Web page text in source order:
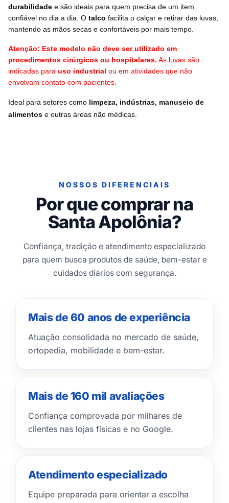
durabilidade e são ideais para quem precisa de um item
confiável no dia a dia. O talco facilita o calçar e retirar das luvas,
mantendo as mãos secas e confortáveis por mais tempo.
Atenção: Este modelo não deve ser utilizado em
procedimentos cirúrgicos ou hospitalares. As luvas são
indicadas para uso industrial ou em atividades que não
envolvam contato com pacientes.
Ideal para setores como limpeza, indústrias, manuseio de
alimentos e outras áreas não médicas.
NOSSOS DIFERENCIAIS
Por que comprar na
Santa Apolônia?
Confiança, tradição e atendimento especializado
para quem busca produtos de saúde, bem-estar e
cuidados diários com segurança.
Mais de 60 anos de experiência
Atuação consolidada no mercado de saúde,
ortopedia, mobilidade e bem-estar.
Mais de 160 mil avaliações
Confiança comprovada por milhares de
clientes nas lojas físicas e no Google.
Atendimento especializado
Equipe preparada para orientar a escolha